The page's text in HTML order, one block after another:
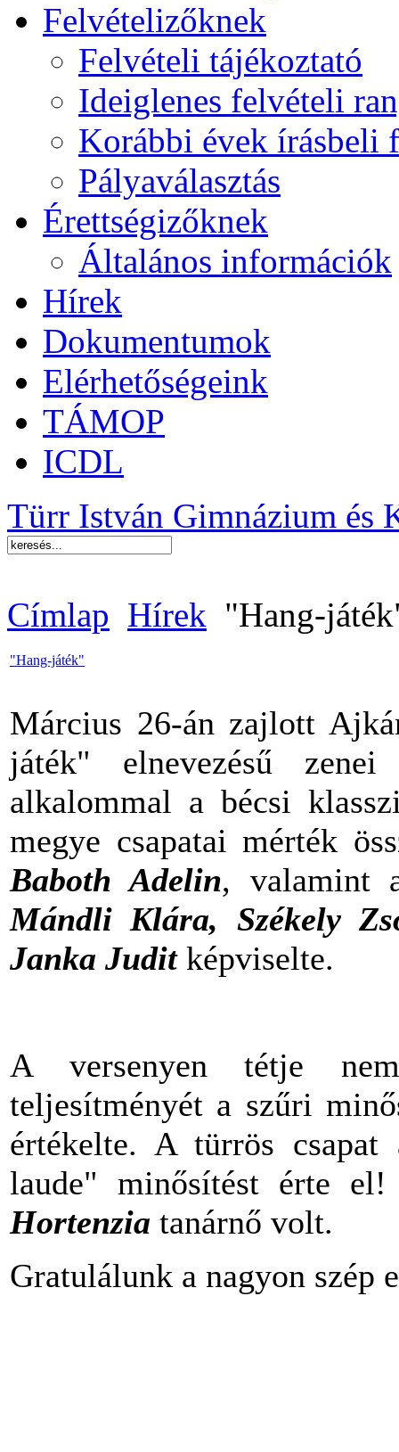
Felvételizőknek
Felvételi tájékoztató
Ideiglenes felvételi
Korábbi évek írásbeli
Pályaválasztás
Érettségizőknek
Általános információk
Hírek
Dokumentumok
Elérhetőségeink
TÁMOP
ICDL
Türr István Gimnázium és
Címlap Hírek "Hang-
"Hang-játék"
Március 26-án zajlott
játék" elnevezésű
alkalommal a bécsi
megye csapatai mérték
Baboth Adelin, valamint
Mándli Klára, Székely
Janka Juditképviselte.
A versenyen tétje
teljesítményét a szűri
értékelte. A türrös
laude" minősítést érte
Hortenzia tanárnő volt.
Gratulálunk a nagyon szép